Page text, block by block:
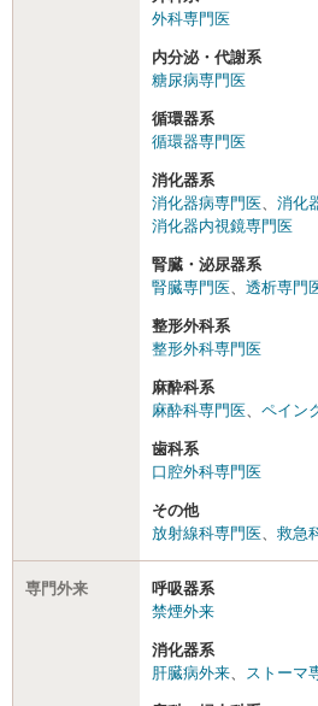
外科専門医
内分泌・代謝系
糖尿病専門医
循環器系
循環器専門医
消化器系
消化器病専門医、 消化
消化器内視鏡専門医
腎臓・泌尿器系
腎臓専門医、 透析専門
整形外科系
整形外科専門医
麻酔科系
麻酔科専門医、 ペイン
歯科系
口腔外科専門医
その他
放射線科専門医、 救急
専門外来
呼吸器系
禁煙外来
消化器系
肝臓病外来、 ストーマ